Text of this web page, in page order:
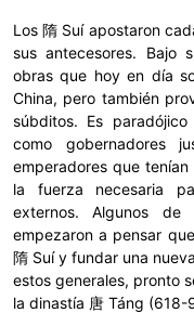
Los 隋 Suí apostaron
sus antecesores. Bajo
obras que hoy en día
China, pero también
súbditos. Es
como gobernadores
emperadores que
la fuerza necesaria
externos. Algunos de
empezaron a pensar
隋 Suí y fundar una
estos generales, pronto
la dinastía 唐 Táng (618-